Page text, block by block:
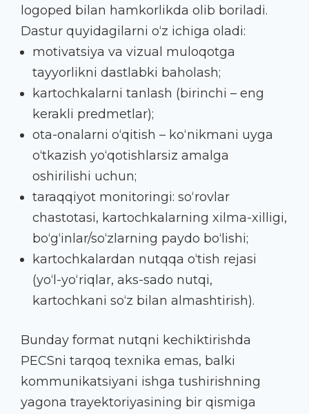
logoped bilan hamkorlikda olib boriladi.
Dastur quyidagilarni o‘z ichiga oladi:
motivatsiya va vizual muloqotga
tayyorlikni dastlabki baholash;
kartochkalarni tanlash (birinchi – eng
kerakli predmetlar);
ota-onalarni o‘qitish – ko‘nikmani uyga
o‘tkazish yo‘qotishlarsiz amalga
oshirilishi uchun;
taraqqiyot monitoringi: so‘rovlar
chastotasi, kartochkalarning xilma-xilligi,
bo‘g‘inlar/so‘zlarning paydo bo‘lishi;
kartochkalardan nutqqa o‘tish rejasi
(yo‘l-yo‘riqlar, aks-sado nutqi,
kartochkani so‘z bilan almashtirish).
Bunday format nutqni kechiktirishda
PECSni tarqoq texnika emas, balki
kommunikatsiyani ishga tushirishning
yagona trayektoriyasining bir qismiga